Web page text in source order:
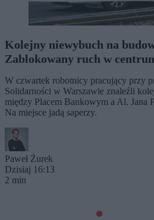
Kolejny niewybuch na
Zablokowany ruch w
W czwartek robotnicy pracujący przy
Solidarności w Warszawie znaleźli
między Placem Bankowym a Al. Jana
Na miejsce jadą saperzy.
Paweł Żurek
Dzisiaj 16:13
2 min